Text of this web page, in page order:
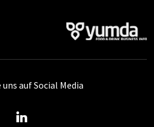
uns auf Social Media